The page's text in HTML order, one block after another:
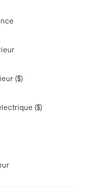
($)
($)